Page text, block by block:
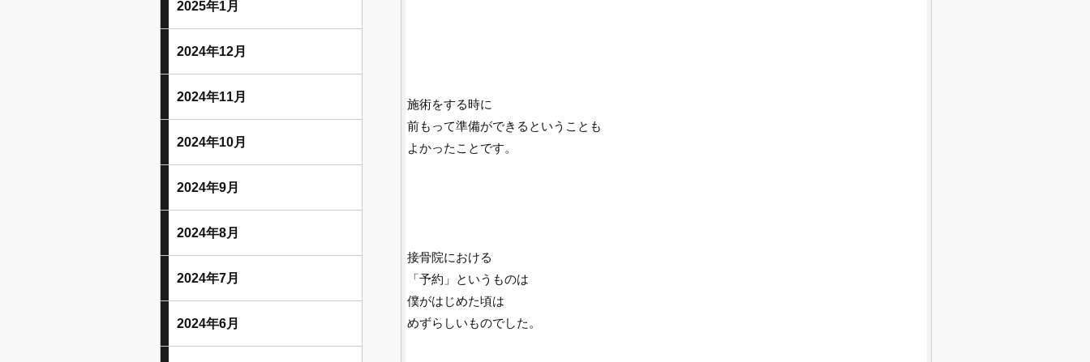
施術をする時に
前もって準備ができるということも
よかったことです。
接骨院における
「予約」というものは
僕がはじめた頃は
めずらしいものでした。
2025年1月
2024年12月
2024年11月
2024年10月
2024年9月
2024年8月
2024年7月
2024年6月